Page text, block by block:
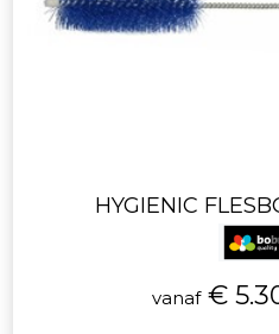
HYGIENIC
vanaf€